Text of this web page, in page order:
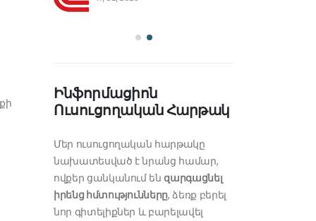
Ինֆորմացիոն
Ուսուցողական Հարթակ
Մեր ուսուցողական հարթակը
նախատեսված է նրանց համար,
ովքեր ցանկանում ենզարգացնել
իրենց հմտությունները, ձեռք բերել
նոր գիտելիքներ և բարելավել